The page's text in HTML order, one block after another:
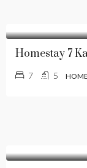
Homestay 7
7 5